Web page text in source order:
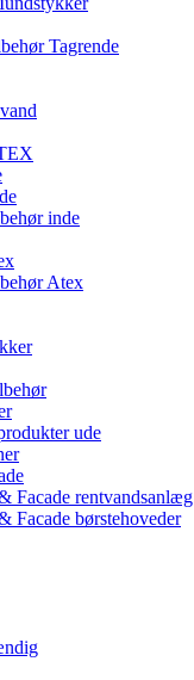
Tagrende
inde
Atex
ude
Facade rentvandsanlæg
Facade børstehoveder